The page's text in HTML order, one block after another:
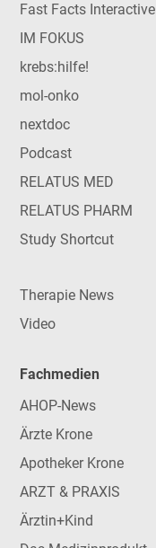
Fast Facts Interactive
IM FOKUS
krebs:hilfe!
mol-onko
nextdoc
Podcast
RELATUS MED
RELATUS PHARM
Study Shortcut
Therapie News
Video
Fachmedien
AHOP-News
Ärzte Krone
Apotheker Krone
ARZT & PRAXIS
Ärztin+Kind